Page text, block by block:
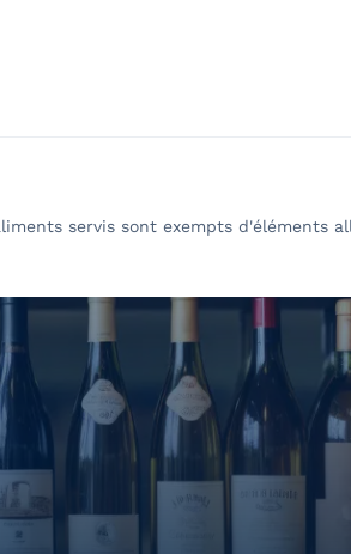
servis sont exempts d'éléments